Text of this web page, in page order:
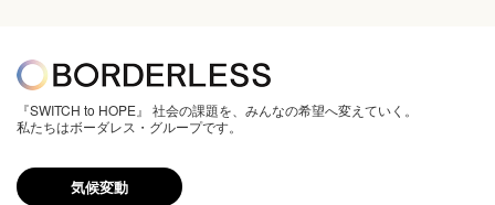
『SWITCH to HOPE』 社会の課題を、みんなの希望へ変えていく。
私たちはボーダレス・グループです。
気候変動